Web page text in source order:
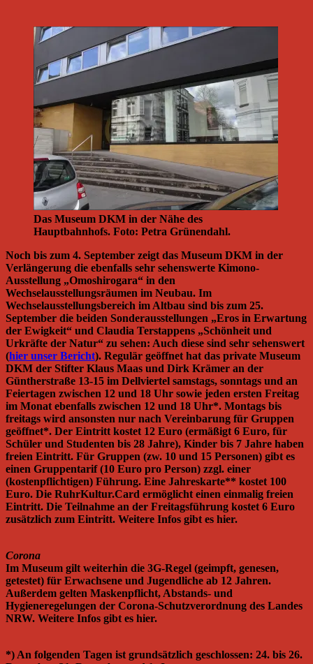
Das Museum DKM in der Nähe des
Hauptbahnhofs. Foto: Petra Grünendahl.
Noch bis zum 4. September zeigt das Museum DKM in der
Verlängerung die ebenfalls sehr sehenswerte Kimono-
Ausstellung „Omoshirogara“ in den
Wechselausstellungsräumen im Neubau. Im
Wechselausstellungsbereich im Altbau sind bis zum 25.
September die beiden Sonderausstellungen „Eros in Erwartung
der Ewigkeit“ und Claudia Terstappens „Schönheit und
Urkräfte der Natur“ zu sehen: Auch diese sind sehr sehenswert
(hier unser Bericht). Regulär geöffnet hat das private Museum
DKM der Stifter Klaus Maas und Dirk Krämer an der
Güntherstraße 13-15 im Dellviertel samstags, sonntags und an
Feiertagen zwischen 12 und 18 Uhr sowie jeden ersten Freitag
im Monat ebenfalls zwischen 12 und 18 Uhr*. Montags bis
freitags wird ansonsten nur nach Vereinbarung für Gruppen
geöffnet*. Der Eintritt kostet 12 Euro (ermäßigt 6 Euro, für
Schüler und Studenten bis 28 Jahre), Kinder bis 7 Jahre haben
freien Eintritt. Für Gruppen (zw. 10 und 15 Personen) gibt es
einen Gruppentarif (10 Euro pro Person) zzgl. einer
(kostenpflichtigen) Führung. Eine Jahreskarte** kostet 100
Euro. Die RuhrKultur.Card ermöglicht einen einmalig freien
Eintritt. Die Teilnahme an der Freitagsführung kostet 6 Euro
zusätzlich zum Eintritt. Weitere Infos gibt es hier.
Corona
Im Museum gilt weiterhin die 3G-Regel (geimpft, genesen,
getestet) für Erwachsene und Jugendliche ab 12 Jahren.
Außerdem gelten Maskenpflicht, Abstands- und
Hygieneregelungen der Corona-Schutzverordnung des Landes
NRW. Weitere Infos gibt es hier.
*) An folgenden Tagen ist grundsätzlich geschlossen: 24. bis 26.